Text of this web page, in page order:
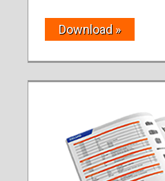
Download »